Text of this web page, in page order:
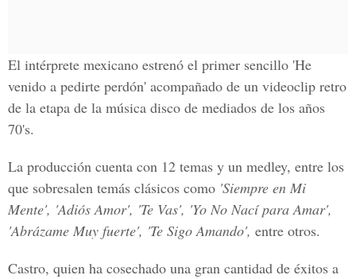
El intérprete mexicano estrenó el primer sencillo 'He
venido a pedirte perdón' acompañado de un videoclip retro
de la etapa de la música disco de mediados de los años
70's.
La producción cuenta con 12 temas y un medley, entre los
que sobresalen temás clásicos como 'Siempre en Mi
Mente', 'Adiós Amor', 'Te Vas', 'Yo No Nací para Amar',
'Abrázame Muy fuerte', 'Te Sigo Amando', entre otros.
Castro, quien ha cosechado una gran cantidad de éxitos a